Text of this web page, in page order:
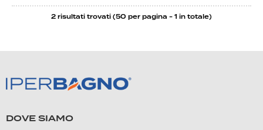
2 risultati trovati (50 per pagina - 1 in totale)
DOVE SIAMO